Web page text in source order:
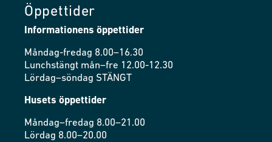
Öppettider
Informationens öppettider
Måndag-fredag 8.00–16.30
Lunchstängt mån–fre 12.00-12.30
Lördag–söndag STÄNGT
Husets öppettider
Måndag–fredag 8.00–21.00
Lördag 8.00–20.00